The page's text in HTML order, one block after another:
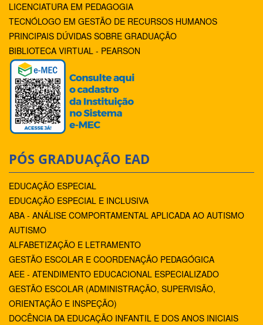
LICENCIATURA EM PEDAGOGIA
TECNÓLOGO EM GESTÃO DE RECURSOS HUMANOS
PRINCIPAIS DÚVIDAS SOBRE GRADUAÇÃO
BIBLIOTECA VIRTUAL - PEARSON
PÓS GRADUAÇÃO EAD
EDUCAÇÃO ESPECIAL
EDUCAÇÃO ESPECIAL E INCLUSIVA
ABA - ANÁLISE COMPORTAMENTAL APLICADA AO AUTISMO
AUTISMO
ALFABETIZAÇÃO E LETRAMENTO
GESTÃO ESCOLAR E COORDENAÇÃO PEDAGÓGICA
AEE - ATENDIMENTO EDUCACIONAL ESPECIALIZADO
GESTÃO ESCOLAR (ADMINISTRAÇÃO, SUPERVISÃO,
ORIENTAÇÃO E INSPEÇÃO)
DOCÊNCIA DA EDUCAÇÃO INFANTIL E DOS ANOS INICIAIS